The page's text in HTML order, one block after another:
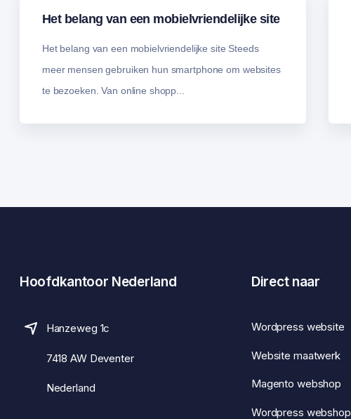
Het belang van een mobielvriendelijke site
Het belang van een mobielvriendelijke site Steeds
meer mensen gebruiken hun smartphone om websites
te bezoeken. Van online shopp...
Hoofdkantoor Nederland
Hanzeweg 1c
7418 AW Deventer
Nederland
Direct naar
Wordpress website
Website maatwerk
Magento webshop
Wordpress webshop